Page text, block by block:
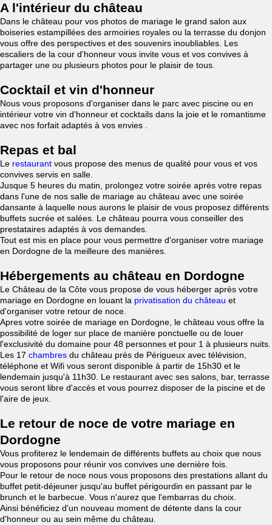
A l'intérieur du château
Dans le château pour vos photos de mariage le grand salon aux
boiseries estampillées des armoiries royales ou la terrasse du donjon
vous offre des perspectives et des souvenirs inoubliables. Les
escaliers de la cour d'honneur vous invite vous et vos convives à
partager une ou plusieurs photos pour le plaisir de tous.
Cocktail et vin d'honneur
Nous vous proposons d'organiser dans le parc avec piscine ou en
intérieur votre vin d'honneur et cocktails dans la joie et le romantisme
avec nos forfait adaptés à vos envies .
Repas et bal
Le restaurant vous propose des menus de qualité pour vous et vos
convives servis en salle.
Jusque 5 heures du matin, prolongez votre soirée après votre repas
dans l'une de nos salle de mariage au château avec une soirée
dansante à laquelle nous aurons le plaisir de vous proposez différents
buffets sucrée et salées. Le château pourra vous conseiller des
prestataires adaptés à vos demandes.
Tout est mis en place pour vous permettre d'organiser votre mariage
en Dordogne de la meilleure des manières.
Hébergements au château en Dordogne
Le Château de la Côte vous propose de vous héberger après votre
mariage en Dordogne en louant la privatisation du château et
d'organiser votre retour de noce.
Apres votre soirée de mariage en Dordogne, le château vous offre la
possibilité de loger sur place de manière ponctuelle ou de louer
l'exclusivité du domaine pour 48 personnes et pour 1 à plusieurs nuits.
Les 17 chambres du château près de Périgueux avec télévision,
téléphone et Wifi vous seront disponible à partir de 15h30 et le
lendemain jusqu'à 11h30. Le restaurant avec ses salons, bar, terrasse
vous seront libre d'accès et vous pourrez disposer de la piscine et de
l'aire de jeux.
Le retour de noce de votre mariage en
Dordogne
Vous profiterez le lendemain de différents buffets au choix que nous
vous proposons pour réunir vos convives une dernière fois.
Pour le retour de noce nous vous proposons des prestations allant du
buffet petit-déjeuner jusqu'au buffet périgourdin en passant par le
brunch et le barbecue. Vous n'aurez que l'embarras du choix.
Ainsi bénéficiez d'un nouveau moment de détente dans la cour
d'honneur ou au sein même du château.